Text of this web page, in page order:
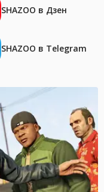
SHAZOO в Дзен
SHAZOO в Telegram